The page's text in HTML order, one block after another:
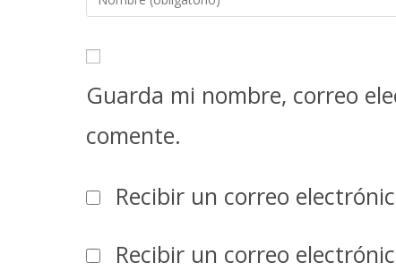
Guarda mi nombre, correo
comente.
Recibir un correo
Recibir un correo